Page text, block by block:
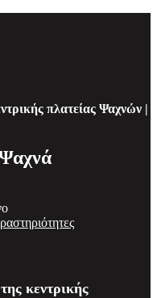
πλατείας Ψαχνών |
κεντρικής